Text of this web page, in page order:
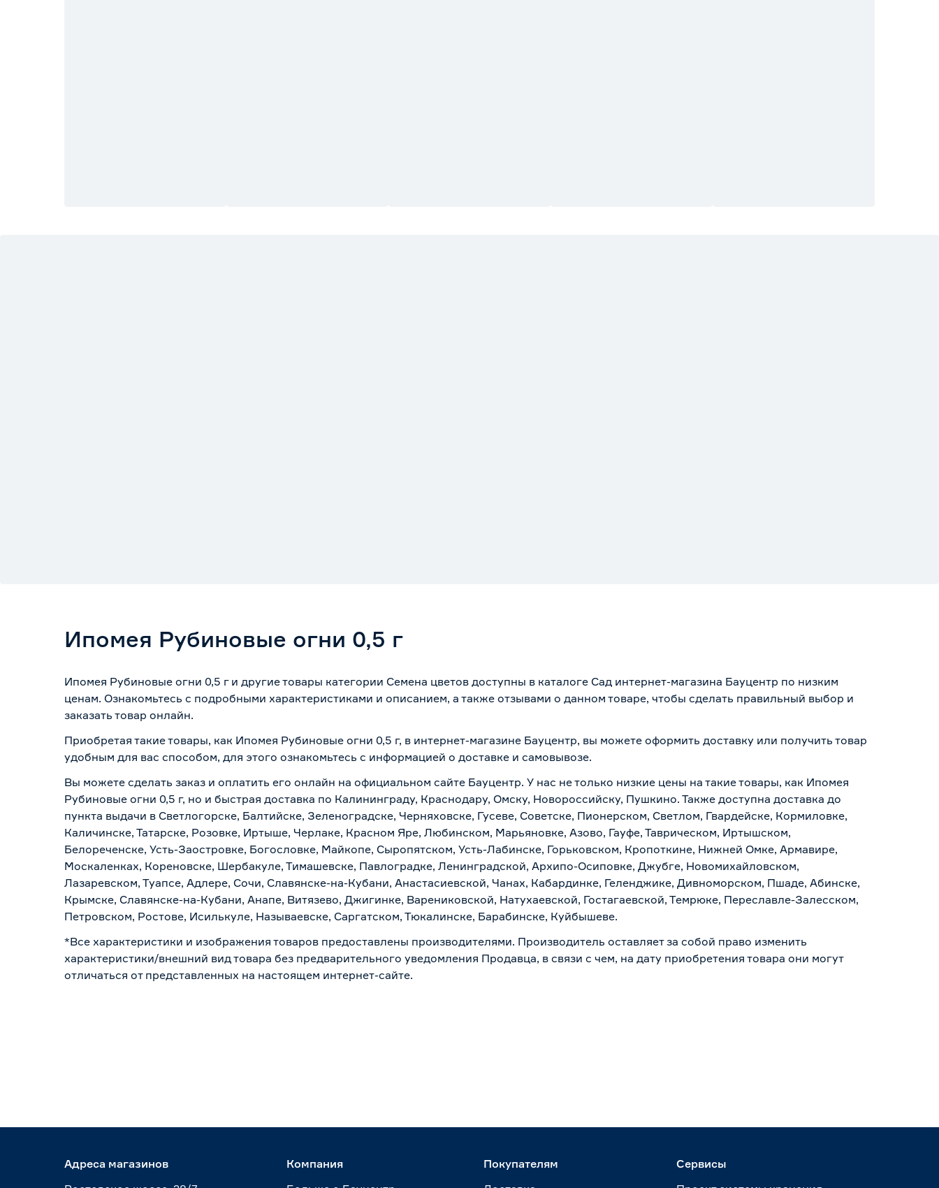
Ипомея Рубиновые огни 0,5 г
Ипомея Рубиновые огни 0,5 г и другие товары категории Семена цветов доступны в каталоге Сад интернет-магазина Бауцентр по низким
ценам. Ознакомьтесь с подробными характеристиками и описанием, а также отзывами о данном товаре, чтобы сделать правильный выбор и
заказать товар онлайн.
Приобретая такие товары, как Ипомея Рубиновые огни 0,5 г, в интернет-магазине Бауцентр, вы можете оформить доставку или получить товар
удобным для вас способом, для этого ознакомьтесь с информацией о доставке и самовывозе.
Вы можете сделать заказ и оплатить его онлайн на официальном сайте Бауцентр. У нас не только низкие цены на такие товары, как Ипомея
Рубиновые огни 0,5 г, но и быстрая доставка по Калининграду, Краснодару, Омску, Новороссийску, Пушкино. Также доступна доставка до
пункта выдачи в Светлогорске, Балтийске, Зеленоградске, Черняховске, Гусеве, Советске, Пионерском, Светлом, Гвардейске, Кормиловке,
Каличинске, Татарске, Розовке, Иртыше, Черлаке, Красном Яре, Любинском, Марьяновке, Азово, Гауфе, Таврическом, Иртышском,
Белореченске, Усть-Заостровке, Богословке, Майкопе, Сыропятском, Усть-Лабинске, Горьковском, Кропоткине, Нижней Омке, Армавире,
Москаленках, Кореновске, Шербакуле, Тимашевске, Павлоградке, Ленинградской, Архипо-Осиповке, Джубге, Новомихайловском,
Лазаревском, Туапсе, Адлере, Сочи, Славянске-на-Кубани, Анастасиевской, Чанах, Кабардинке, Геленджике, Дивноморском, Пшаде, Абинске,
Крымске, Славянске-на-Кубани, Анапе, Витязево, Джигинке, Варениковской, Натухаевской, Гостагаевской, Темрюке, Переславле-Залесском,
Петровском, Ростове, Исилькуле, Называевске, Саргатском, Тюкалинске, Барабинске, Куйбышеве.
*Все характеристики и изображения товаров предоставлены производителями. Производитель оставляет за собой право изменить
характеристики/внешний вид товара без предварительного уведомления Продавца, в связи с чем, на дату приобретения товара они могут
отличаться от представленных на настоящем интернет-сайте.
Адреса магазинов
Компания
Покупателям
Сервисы